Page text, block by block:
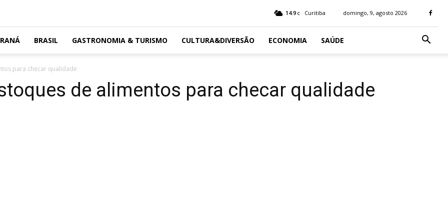
14.9 C Curitiba domingo, 9, agosto 2026
BRASIL GASTRONOMIA & TURISMO CULTURA&DIVERSÃO ECONOMIA SAÚDE
para checar qualidade
de alimentos para checar qualidade